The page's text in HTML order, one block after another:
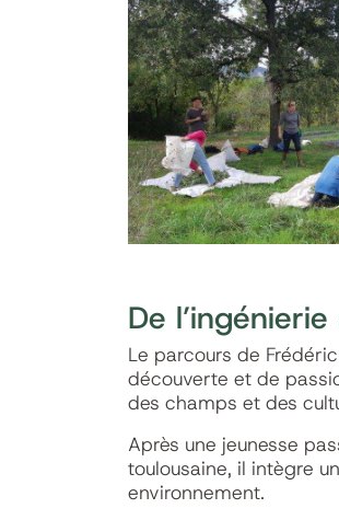
De
Le parcours de
découverte et de
des champs et des
Après une jeunesse
toulousaine, il intègre
environnement.